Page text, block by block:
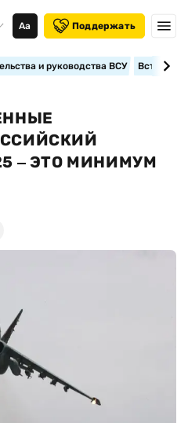
Аа Поддержать
и руководства ВСУ
‒ ЭТО МИНИМУМ